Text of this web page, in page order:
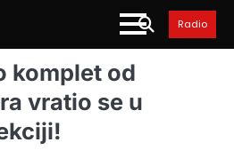
Radio
komplet od
vratio se u